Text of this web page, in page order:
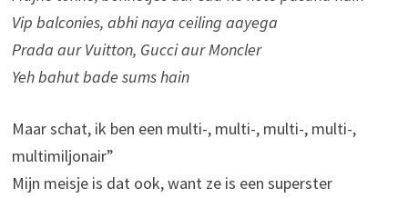
Vip balconies, abhi naya ceiling aayega
Prada aur Vuitton, Gucci aur Moncler
Yeh bahut bade sums hain
Maar schat, ik ben een multi-, multi-, multi-, multi-,
multimiljonair”
Mijn meisje is dat ook, want ze is een superster